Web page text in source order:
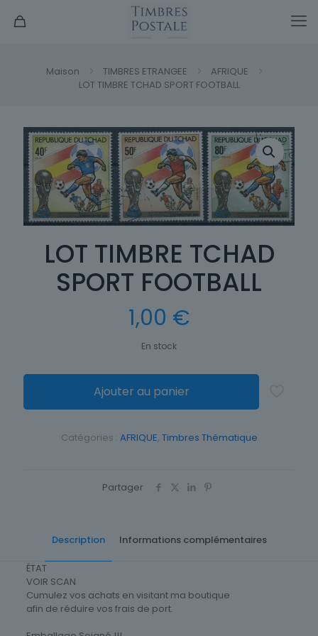
Maison TIMBRES ETRANGEE
AFRIQUE
LOT TIMBRE TCHAD SPORT FOOTBALL
LOT TIMBRE TCHAD
SPORT FOOTBALL
1,00 €
En stock
Ajouter au panier
Catégories : AFRIQUE, Timbres Thématique
Partager
Description Informations complémentaires
ÉTAT
VOIR SCAN
Cumulez vos achats en visitant ma boutique
afin de réduire vos frais de port.